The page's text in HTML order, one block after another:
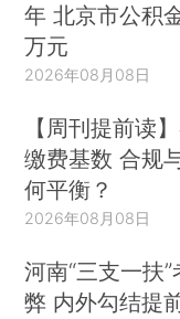
年 北京市公积
万元
2026年08月08日
【周刊提前读
缴费基数 合规
何平衡？
2026年08月08日
河南“三支一扶
弊 内外勾结提